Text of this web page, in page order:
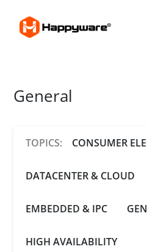
content
General
TOPICS: CONSUMER
DATACENTER & CLOUD
EMBEDDED & IPC
HIGH AVAILABILITY